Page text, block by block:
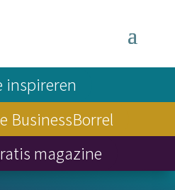
inspireren
BusinessBorrel
magazine